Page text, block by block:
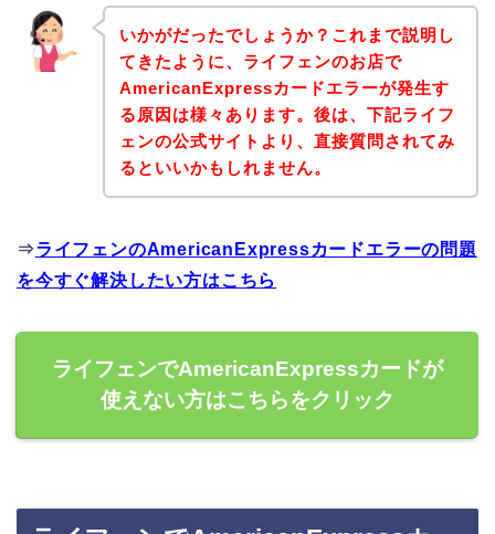
いかがだったでしょうか？これまで説明し
てきたように、ライフェンのお店で
AmericanExpressカードエラーが発生す
る原因は様々あります。後は、下記ライフ
ェンの公式サイトより、直接質問されてみ
るといいかもしれません。
⇒ライフェンのAmericanExpressカードエラーの問題
を今すぐ解決したい方はこちら
ライフェンでAmericanExpressカードが
使えない方はこちらをクリック